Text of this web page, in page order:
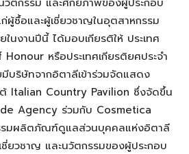
ก่ผู้ซื้อและผู้เชี่ยวชาญในอุตสาหกรรม
ในงานปีนี้ ได้มอบเกียรติให้ ประเทศ
หรือประเทศเกียรติยศประจำ
บริษัทจากอิตาลีเข้าร่วมจัดแสดง
Italian Country Pavilion ซึ่งจัดขึ้น
Agency ร่วมกับ Cosmetica
มผลิตภัณฑ์ดูแลส่วนบุคคลแห่งอิตาลี
ยวชาญ และนวัตกรรมของผู้ประกอบ